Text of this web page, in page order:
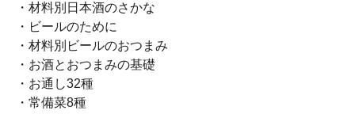
・材料別日本酒のさかな
・ビールのために
・材料別ビールのおつまみ
・お酒とおつまみの基礎
・お通し32種
・常備菜8種